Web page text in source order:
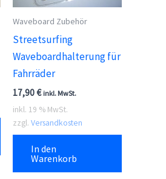
Waveboard Zubehör
Streetsurfing
Waveboardhalterung für
Fahrräder
17,90€ inkl. MwSt.
inkl. 19 % MwSt.
zzgl.Versandkosten
In den
Warenkorb